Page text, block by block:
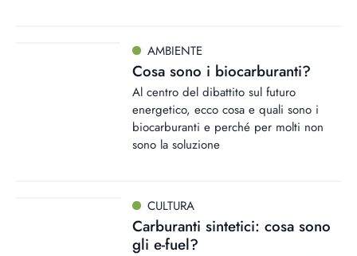
AMBIENTE
Cosa sono i biocarburanti?
Al centro del dibattito sul futuro
energetico, ecco cosa e quali sono i
biocarburanti e perché per molti non
sono la soluzione
CULTURA
Carburanti sintetici: cosa sono
gli e-fuel?